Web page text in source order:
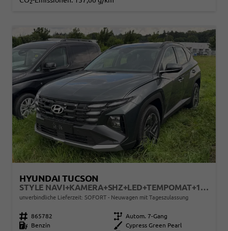
2
HYUNDAI TUCSON
STYLE NAVI+KAMERA+SHZ+LED+TEMPOMAT+17" ALU+PDC
unverbindliche Lieferzeit: SOFORT Neuwagen mit Tageszulassung
Fahrzeugnr. 865782 Getriebe Autom. 7-Gang
Kraftstoff
Benzin Außenfarbe Cypress Green Pearl